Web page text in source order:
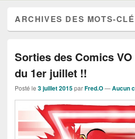
ARCHIVES DES MOTS-
Sorties des Comics
du 1er juillet !!
Posté le 3 juillet 2015parFred.O—Aucun